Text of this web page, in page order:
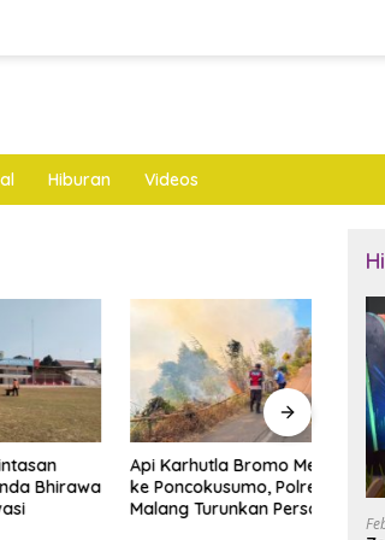
Hiburan Videos
Api Karhutla Bromo Merembet
ke Poncokusumo, Polres
Malang Turunkan Personel